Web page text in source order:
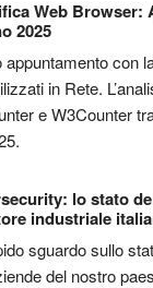
Web Browser:
2025
appuntamento con
in Rete.
e W3Counter
lo stato
industriale
sguardo sullo
del nostro